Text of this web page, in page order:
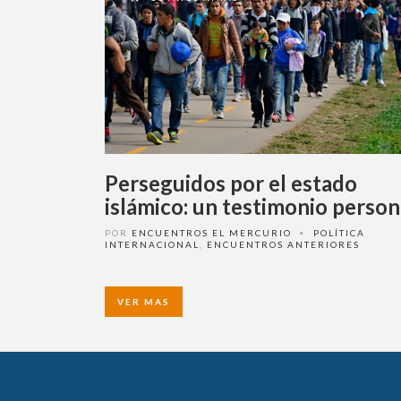
Perseguidos por el estado
islámico: un testimonio
POR ENCUENTROS EL MERCURIO •
POLÍTICA
INTERNACIONAL
ENCUENTROS ANTERIORES
VER MAS